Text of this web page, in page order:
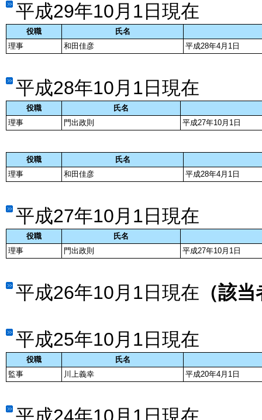
平成29年10月1日現在
役職
氏名
理事
和田佳彦 平成28年4月1日
平成28年10月1日現在
役職
氏名
理事
門出政則 平成27年10月1日
役職
氏名
理事
和田佳彦 平成28年4月1日
平成27年10月1日現在
役職
氏名
理事
門出政則 平成27年10月1日
平成26年10月1日現在 （該
平成25年10月1日現在
役職
氏名
監事
川上義幸 平成20年4月1日